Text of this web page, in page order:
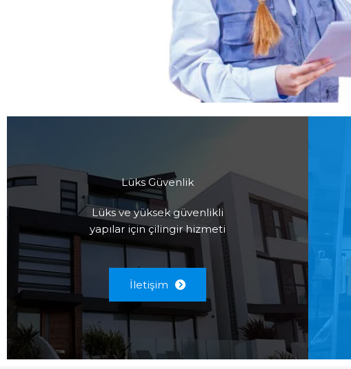
Lüks Güvenlik
Lüks ve yüksek güvenlikli
yapılar için çilingir hizmeti
İletişim